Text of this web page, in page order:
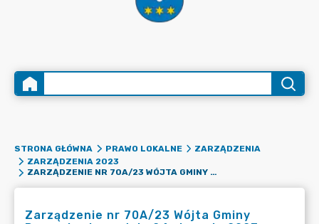
STRONA GŁÓWNA PRAWO LOKALNE
ZARZĄDZENIA
ZARZĄDZENIA 2023
ZARZĄDZENIE NR 70A/23 WÓJTA GMINY DOMANIEWICE Z DNIA 24 SIERPNIA 2023 R.
Zarządzenie nr 70A/23 Wójta Gminy